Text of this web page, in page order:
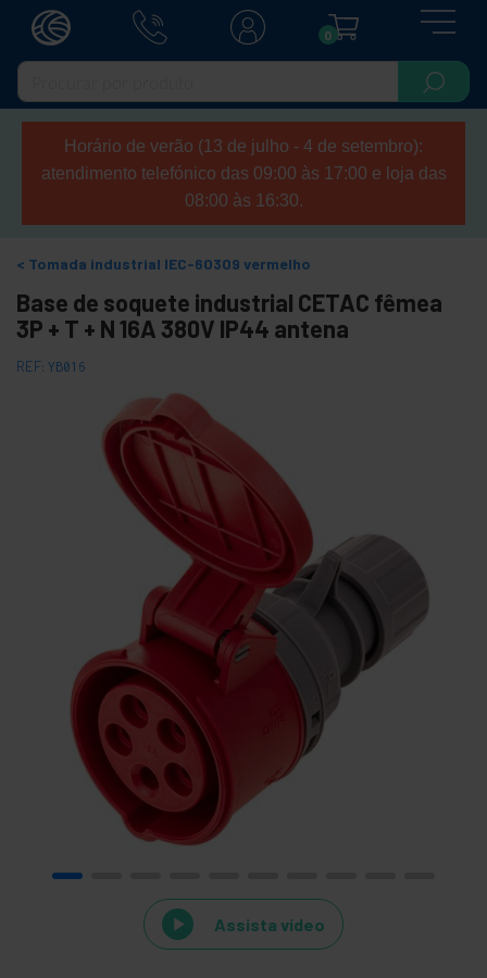
0
Horário de verão (13 de julho - 4 de setembro):
atendimento telefónico das 09:00 às 17:00 e loja das
08:00 às 16:30.
Tomada industrial IEC-60309 vermelho
Base de soquete industrial CETAC fêmea
3P + T + N 16A 380V IP44 antena
REF: YB016
Assista vídeo